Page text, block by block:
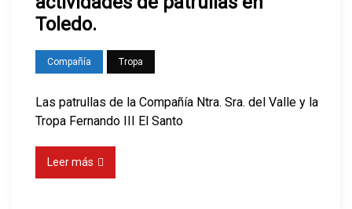
Toledo.
Compañía Tropa
Las patrullas de la Compañía Ntra. Sra. del Valle y la
Tropa Fernando III El Santo
Leer más